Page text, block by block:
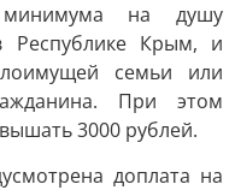
минимума на душу
Республике Крым, и
семьи или
При этом
3000 рублей.
доплата на